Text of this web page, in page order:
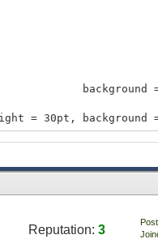
background =
30pt, background
20pt, background =
= 20pt, background
background =
= 20pt, background
= 20pt, ""}}
= 20pt, background
Reputation: 3